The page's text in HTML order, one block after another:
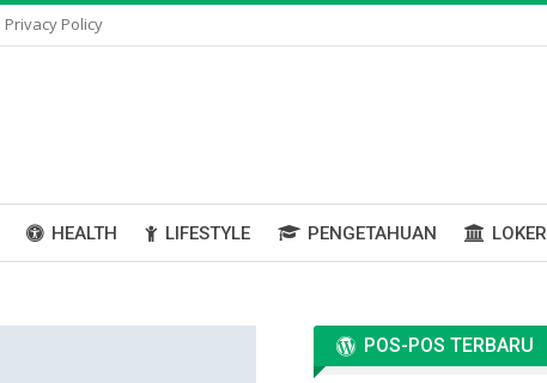
Privacy Policy
HEALTH LIFESTYLE PENGETAHUAN LOKER
POS-POS TERBARU